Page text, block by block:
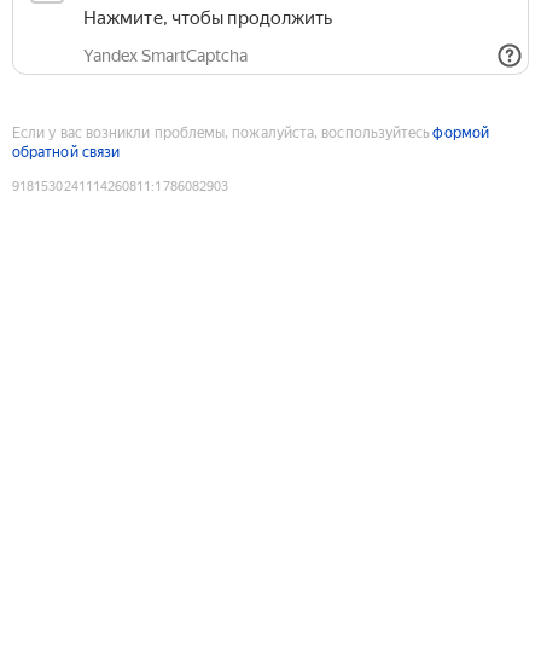
Нажмите, чтобы продолжить
Yandex SmartCaptcha
Если у вас возникли проблемы, пожалуйста, воспользуйтесьформой
обратной связи
9181530241114260811 :1786082903